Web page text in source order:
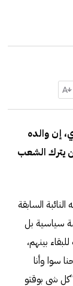
إن والده
يترك الشعب
السابقة
سياسية بل
بينهم،
سوا وأنا
شي بوقتو